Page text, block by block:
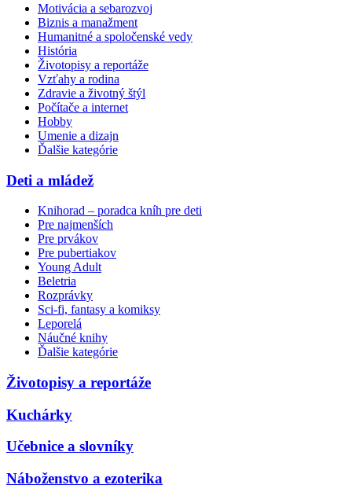
Motivácia a sebarozvoj
Biznis a manažment
Humanitné a spoločenské vedy
História
Životopisy a reportáže
Vzťahy a rodina
Zdravie a životný štýl
Počítače a internet
Hobby
Umenie a dizajn
Ďalšie kategórie
Deti a mládež
Knihorad – poradca kníh pre deti
Pre najmenších
Pre prvákov
Pre pubertiakov
Young Adult
Beletria
Rozprávky
Sci-fi, fantasy a komiksy
Leporelá
Náučné knihy
Ďalšie kategórie
Životopisy a reportáže
Kuchárky
Učebnice a slovníky
Náboženstvo a ezoterika